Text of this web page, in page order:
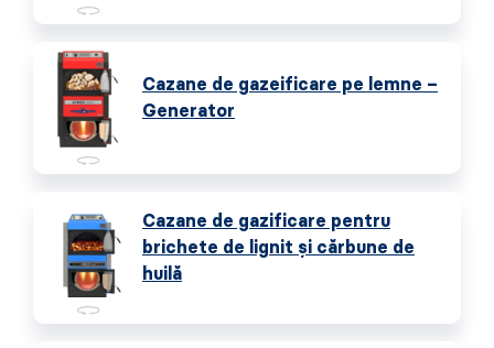
Cazane de gazeificare pe lemne –
Generator
Cazane de gazificare pentru
brichete de lignit și cărbune de
huilă